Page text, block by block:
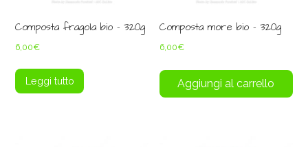
Composta fragola bio – 320g
6,00€
Leggi tutto
Composta more bio – 320g
6,00€
Aggiungi al carrello